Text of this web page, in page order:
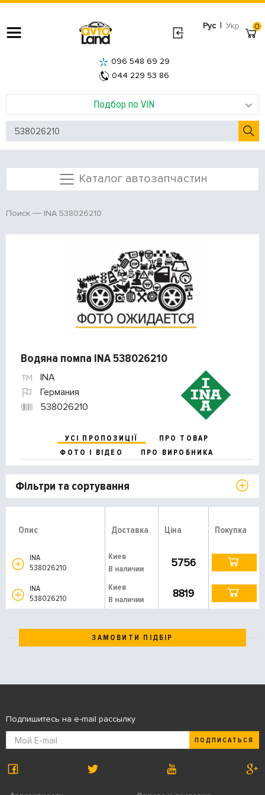
Рус | Укр
Подбор по VIN
096 548 69 29
044 229 53 86
0
Каталог автозапчастин
Поиск INA 538026210
Водяна помпа INA 538026210
INA
Германия
538026210
УСІ ПРОПОЗИЦІЇ
ПРО ТОВАР
ФОТО І ВІДЕО
ПРО ВИРОБНИКА
Фільтри та сортування
Опис Доставка Ціна Покупка
INA
538026210
Киев
В наличии
5756
INA
538026210
Киев
В наличии
8819
ЗАМОВИТИ ПІДБІР
Подпишитесь на e-mail рассылку
ПОДПИСАТЬСЯ